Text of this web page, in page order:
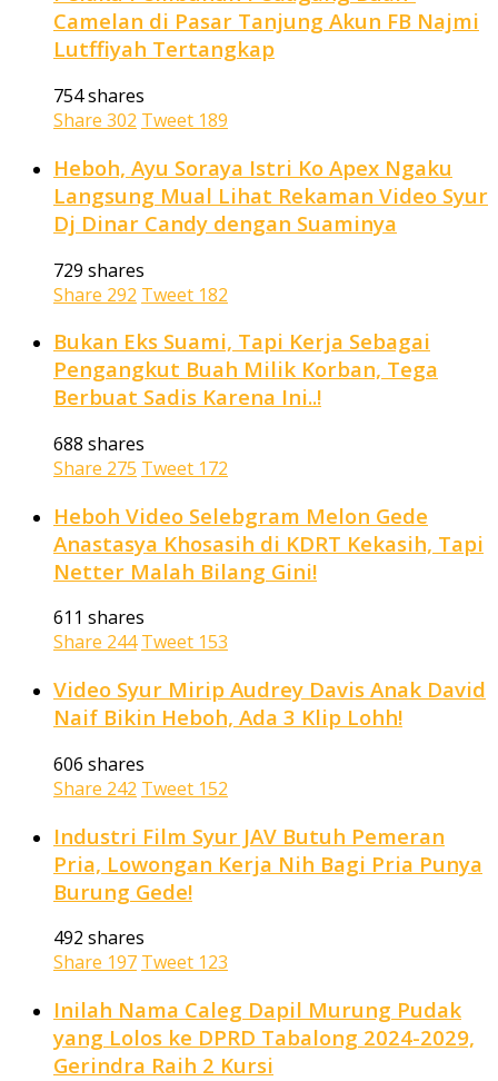
Camelan di Pasar Tanjung Akun FB Najmi
Lutffiyah Tertangkap
754 shares
Share 302 Tweet 189
Heboh, Ayu Soraya Istri Ko Apex Ngaku
Langsung Mual Lihat Rekaman Video Syur
Dj Dinar Candy dengan Suaminya
729 shares
Share 292 Tweet 182
Bukan Eks Suami, Tapi Kerja Sebagai
Pengangkut Buah Milik Korban, Tega
Berbuat Sadis Karena Ini..!
688 shares
Share 275 Tweet 172
Heboh Video Selebgram Melon Gede
Anastasya Khosasih di KDRT Kekasih, Tapi
Netter Malah Bilang Gini!
611 shares
Share 244 Tweet 153
Video Syur Mirip Audrey Davis Anak David
Naif Bikin Heboh, Ada 3 Klip Lohh!
606 shares
Share 242 Tweet 152
Industri Film Syur JAV Butuh Pemeran
Pria, Lowongan Kerja Nih Bagi Pria Punya
Burung Gede!
492 shares
Share 197 Tweet 123
Inilah Nama Caleg Dapil Murung Pudak
yang Lolos ke DPRD Tabalong 2024-2029,
Gerindra Raih 2 Kursi